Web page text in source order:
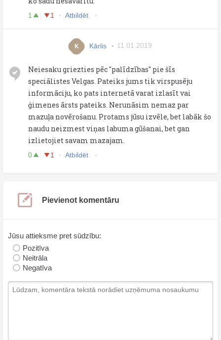
1 1 Atbildēt
K Kārlis 11.01.2019
Neiesaku griezties pēc "palīdzības" pie šīs
speciālistes Velgas. Pateiks jums tik virspusēju
informāciju, ko pats internetā varat izlasīt vai
ģimenes ārsts pateiks. Nerunāsim nemaz par
mazuļa novērošanu. Protams jūsu izvēle, bet labāk šo
naudu neizmest viņas labuma gūšanai, bet gan
izlietojiet savam mazajam.
0 1 Atbildēt
Pievienot komentāru
Jūsu attieksme pret sūdzību:
Pozitīva
Neitrāla
Negatīva